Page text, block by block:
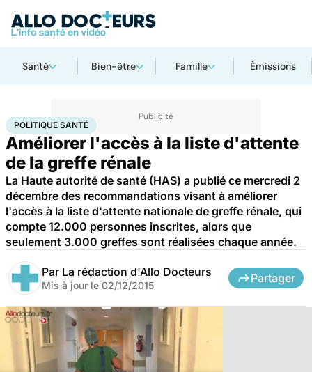
Santé Bien-être Famille Émissions
AccueilSantéSociété Santé publiquePolitique santé
POLITIQUE SANTÉ
Améliorer l'accès à la liste d'attente
de la greffe rénale
La Haute autorité de santé (HAS) a publié ce mercredi 2
décembre des recommandations visant à améliorer
l'accès à la liste d'attente nationale de greffe rénale, qui
compte 12.000 personnes inscrites, alors que
seulement 3.000 greffes sont réalisées chaque année.
Par La rédaction d'Allo Docteurs
Mis à jour le 02/12/2015
Partager